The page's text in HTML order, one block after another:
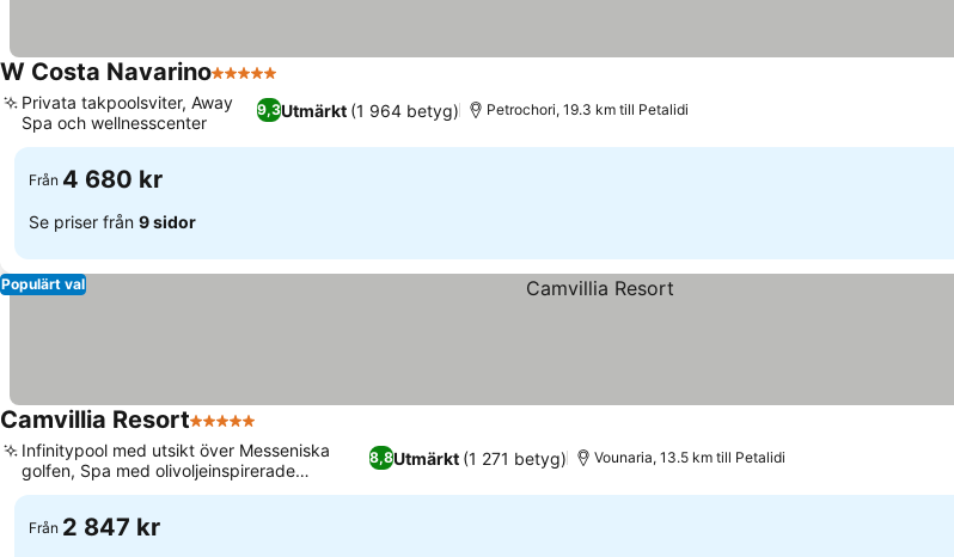
W Costa Navarino5 Stjärnor
9,3Utmärkt (1 964 betyg)
Privata takpoolsviter, Away
Spa och wellnesscenter
Petrochori, 19.3 km till Petalidi
Från 4 680 kr
Se priser från 9 sidor
Populärt val
Camvillia Resort5 Stjärnor
8,8Utmärkt (1 271 betyg)
Infinitypool med utsikt över Messeniska
golfen, Spa med olivoljeinspirerade
behandlingar
Vounaria, 13.5 km till Petalidi
Från 2 847 kr